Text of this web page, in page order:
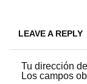
LEAVE A REPLY
Tu dirección
Los campos